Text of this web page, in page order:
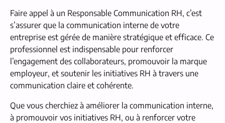
Faire appel à un Responsable Communication RH, c’est
s’assurer que la communication interne de votre
entreprise est gérée de manière stratégique et efficace. Ce
professionnel est indispensable pour renforcer
l’engagement des collaborateurs, promouvoir la marque
employeur, et soutenir les initiatives RH à travers une
communication claire et cohérente.
Que vous cherchiez à améliorer la communication interne,
à promouvoir vos initiatives RH, ou à renforcer votre